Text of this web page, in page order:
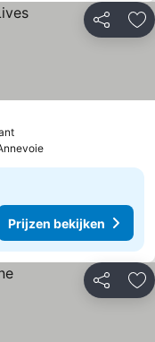
Delen
Prijzen bekijken
Prijzen bekijken
Delen